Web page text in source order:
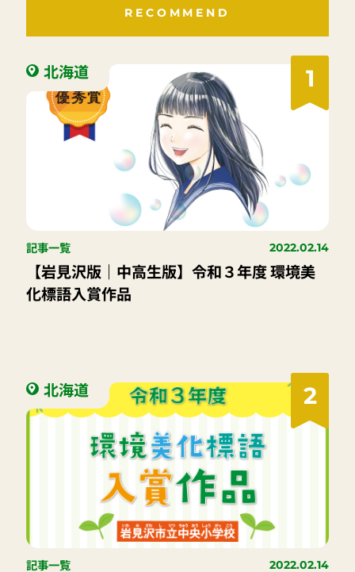
RECOMMEND
1
北海道
記事一覧 2022.02.14
【岩見沢版｜中高生版】令和３年度 環境美
化標語入賞作品
2
北海道
記事一覧 2022.02.14